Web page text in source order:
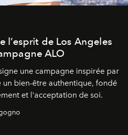
l’esprit de Los Angeles
ALO
une campagne inspirée par
un bien-être authentique, fondé
et l'acceptation de soi.